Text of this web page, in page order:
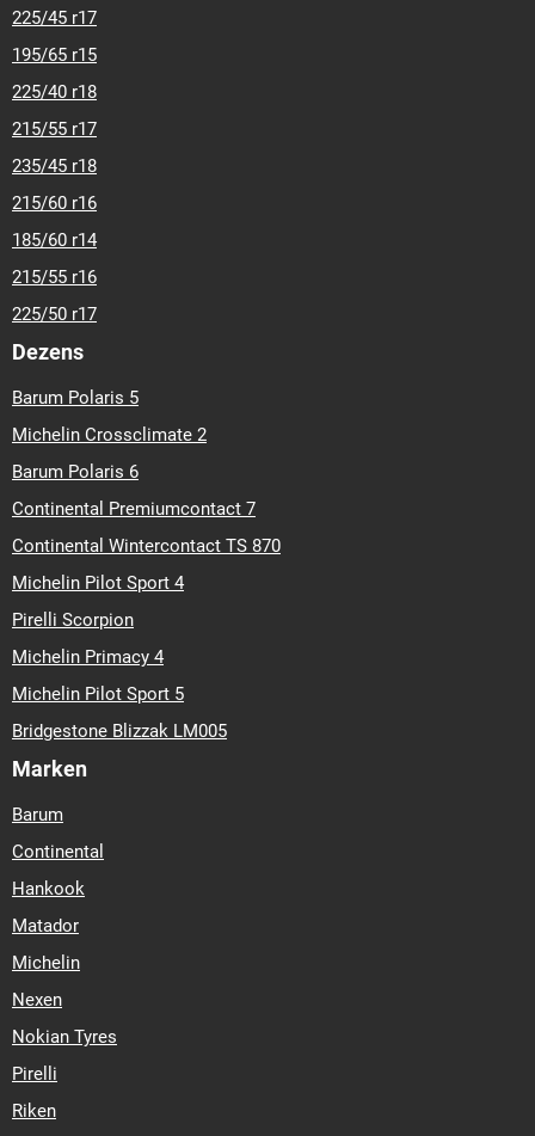
225/45 r17
195/65 r15
225/40 r18
215/55 r17
235/45 r18
215/60 r16
185/60 r14
215/55 r16
225/50 r17
Dezens
Barum Polaris 5
Michelin Crossclimate 2
Barum Polaris 6
Continental Premiumcontact 7
Continental Wintercontact TS 870
Michelin Pilot Sport 4
Pirelli Scorpion
Michelin Primacy 4
Michelin Pilot Sport 5
Bridgestone Blizzak LM005
Marken
Barum
Continental
Hankook
Matador
Michelin
Nexen
Nokian Tyres
Pirelli
Riken